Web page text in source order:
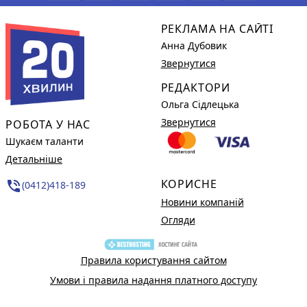
РОБОТА У НАС
Шукаєм таланти
Детальніше
phone_in_talk(0412)418-189
РЕКЛАМА НА САЙТІ
Анна Дубовик
Звернутися
РЕДАКТОРИ
Ольга Сідлецька
Звернутися
КОРИСНЕ
Новини компаній
Огляди
Правила користування сайтом
Умови і правила надання платного доступу